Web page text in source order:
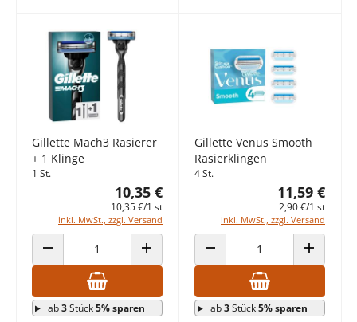
Gillette Mach3 Rasierer
+ 1 Klinge
1 St.
10,35 €
10,35 €/1 st
inkl. MwSt., zzgl. Versand
ANZAHL VERRINGERN ANZAHL ERHÖHEN
ab3Stück5% sparen
Gillette Venus Smooth
Rasierklingen
4 St.
11,59 €
2,90 €/1 st
inkl. MwSt., zzgl. Versand
ANZAHL VERRINGERN ANZAHL
ab3Stück5% sparen